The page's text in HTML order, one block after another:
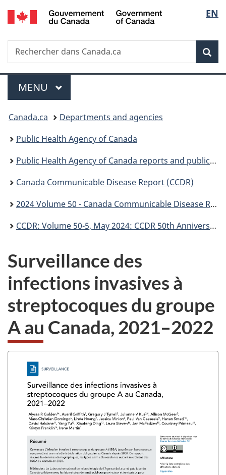
Passer
au
principal
Passer
à
Au
du
Passer
à
version
simplifiée
de
la
EN
Recherche
Rechercher
dans
Menu
MENU PRINCIPAL
Vous
êtes
ici :
Canada.ca
Departments and agencies
Public Health Agency of Canada
Public Health Agency of Canada reports and publications
Canada Communicable Disease Report (CCDR)
2024 Volume 50 - Canada Communicable Disease Report (CCDR)
CCDR: Volume 50-5, May 2024: CCDR 50th Anniversary, CCDR 50(5)
Surveillance des
infections invasives à
streptocoques du groupe
A au Canada, 2021–2022